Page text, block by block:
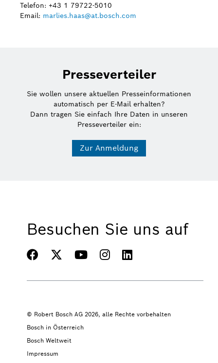
Telefon: +43 1 79722-5010
Email: marlies.haas@at.bosch.com
Presseverteiler
Sie wollen unsere aktuellen Presseinformationen
automatisch per E-Mail erhalten?
Dann tragen Sie einfach Ihre Daten in unseren
Presseverteiler ein:
Zur Anmeldung
Besuchen Sie uns auf
© Robert Bosch AG 2026, alle Rechte vorbehalten
Bosch in Österreich
Bosch Weltweit
Impressum